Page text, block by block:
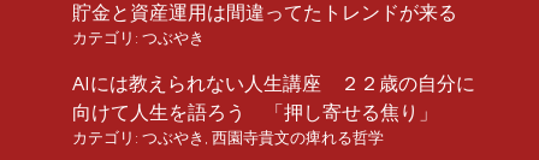
貯金と資産運用は間違ってたトレンドが来る
カテゴリ: つぶやき
AIには教えられない人生講座 ２２歳の自分に
向けて人生を語ろう 「押し寄せる焦り」
カテゴリ: つぶやき 西園寺貴文の痺れる哲学